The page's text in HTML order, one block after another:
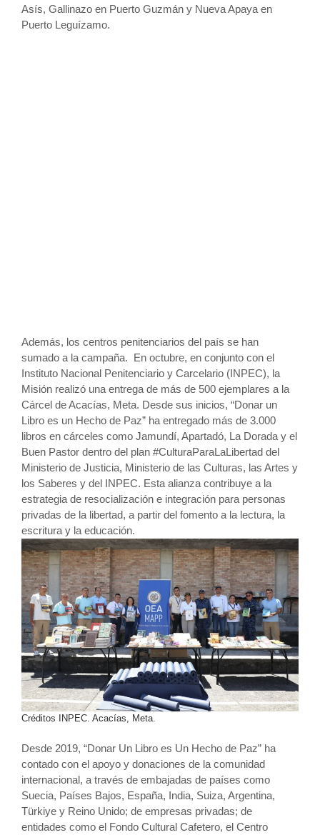
Asís, Gallinazo en Puerto Guzmán y Nueva Apaya en
Puerto Leguízamo.
Además, los centros penitenciarios del país se han
sumado a la campaña. En octubre, en conjunto con el
Instituto Nacional Penitenciario y Carcelario (INPEC), la
Misión realizó una entrega de más de 500 ejemplares a la
Cárcel de Acacías, Meta. Desde sus inicios, “Donar un
Libro es un Hecho de Paz” ha entregado más de 3.000
libros en cárceles como Jamundí, Apartadó, La Dorada y el
Buen Pastor dentro del plan #CulturaParaLaLibertad del
Ministerio de Justicia, Ministerio de las Culturas, las Artes y
los Saberes y del INPEC. Esta alianza contribuye a la
estrategia de resocialización e integración para personas
privadas de la libertad, a partir del fomento a la lectura, la
escritura y la educación.
Créditos INPEC. Acacías, Meta.
Desde 2019, “Donar Un Libro es Un Hecho de Paz” ha
contado con el apoyo y donaciones de la comunidad
internacional, a través de embajadas de países como
Suecia, Países Bajos, España, India, Suiza, Argentina,
Türkiye y Reino Unido; de empresas privadas; de
entidades como el Fondo Cultural Cafetero, el Centro